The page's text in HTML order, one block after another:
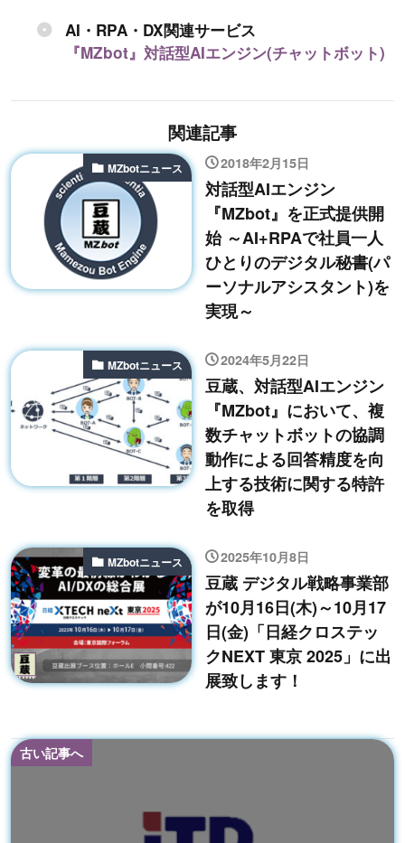
AI・RPA・DX関連サービス
『MZbot』対話型AIエンジン(チャットボット)
関連記事
MZbotニュース 2018年2月15日
対話型AIエンジン
『MZbot』を正式提供開
始 ～AI+RPAで社員一人
ひとりのデジタル秘書(パ
ーソナルアシスタント)を
実現～
MZbotニュース 2024年5月22日
豆蔵、対話型AIエンジン
『MZbot』において、複
数チャットボットの協調
動作による回答精度を向
上する技術に関する特許
を取得
MZbotニュース 2025年10月8日
豆蔵 デジタル戦略事業部
が10月16日(木)～10月17
日(金)「日経クロステッ
クNEXT 東京 2025」に出
展致します！
古い記事へ